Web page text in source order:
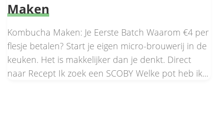
Maken
Kombucha Maken: Je Eerste Batch Waarom €4 per
flesje betalen? Start je eigen micro-brouwerij in de
keuken. Het is makkelijker dan je denkt. Direct
naar Recept Ik zoek een SCOBY Welke pot heb ik...